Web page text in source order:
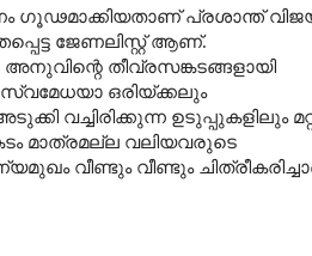
ഗൂഢമാക്കിയതാണ് പ്രശാന്ത്
ജേണലിസ്റ്റ് ആണ്.
തീവ്രസങ്കടങ്ങളായി
ഒരിയ്ക്കലും
വച്ചിരിക്കുന്ന ഉടുപ്പുകളിലും
മാത്രമല്ല വലിയവരുടെ
വീണ്ടും വീണ്ടും